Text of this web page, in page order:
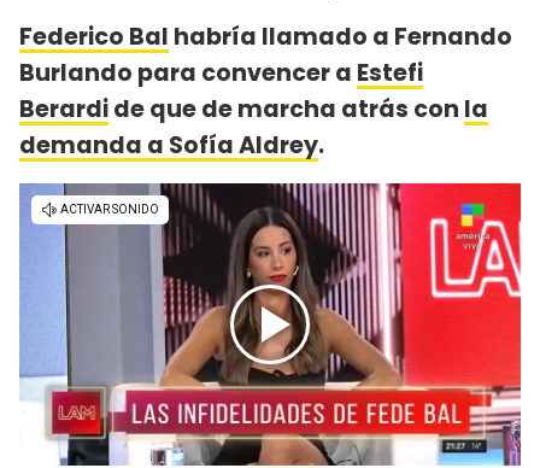
Federico Bal habría llamado a Fernando
Burlando para convencer a Estefi
Berardide que de marcha atrás con la
demanda a Sofía Aldrey.